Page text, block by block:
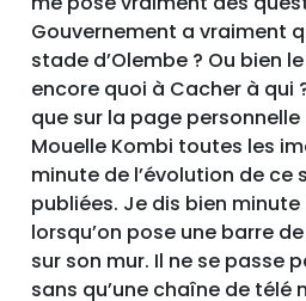
Gouvernement a vraiment
stade d’Olembe ? Ou bien
encore quoi à Cacher à qui
que sur la page
Mouelle Kombi toutes les
minute de l’évolution de ce
publiées. Je dis bien
lorsqu’on pose une barre
sur son mur. Il ne se passe
sans qu’une chaîne de télé